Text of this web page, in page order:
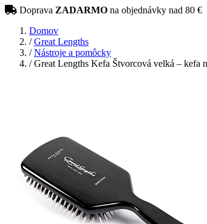
Doprava ZADARMO na objednávky nad 80 €
Domov
/ Great Lengths
/ Nástroje a pomôcky
/Great Lengths Kefa Štvorcová velká – kefa